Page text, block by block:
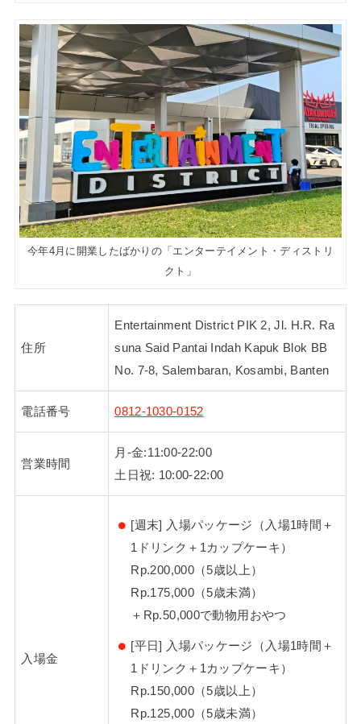
今年4月に開業したばかりの「エンターテイメント・ディストリ
クト」
住所
Entertainment District PIK 2, Jl. H.R. Ra
suna Said Pantai Indah Kapuk Blok BB
No. 7-8, Salembaran, Kosambi, Banten
電話番号 0812-1030-0152
営業時間
月-金:11:00-22:00
土日祝: 10:00-22:00
入場金
[週末] 入場パッケージ（入場1時間＋
1ドリンク＋1カップケーキ）
Rp.200,000（5歳以上）
Rp.175,000（5歳未満）
＋Rp.50,000で動物用おやつ
[平日] 入場パッケージ（入場1時間＋
1ドリンク＋1カップケーキ）
Rp.150,000（5歳以上）
Rp.125,000（5歳未満）